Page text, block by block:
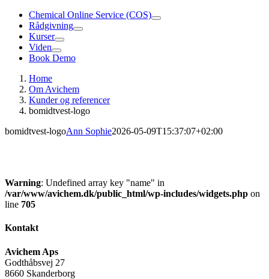
Chemical Online Service (COS)
Rådgivning
Kurser
Viden
Book Demo
Home
Om Avichem
Kunder og referencer
bomidtvest-logo
bomidtvest-logoAnn Sophie2026-05-09T15:37:07+02:00
Warning: Undefined array key "name" in
/var/www/avichem.dk/public_html/wp-includes/widgets.php on
line 705
Kontakt
Avichem Aps
Godthåbsvej 27
8660 Skanderborg